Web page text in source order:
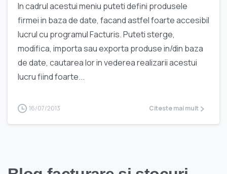
In cadrul acestui meniu puteti defini produsele
firmei in baza de date, facand astfel foarte accesibil
lucrul cu programul Facturis. Puteti sterge,
modifica, importa sau exporta produse in/din baza
de date, cautarea lor in vederea realizarii acestui
lucru fiind foarte...
16/07/2013 Citeste mai mult